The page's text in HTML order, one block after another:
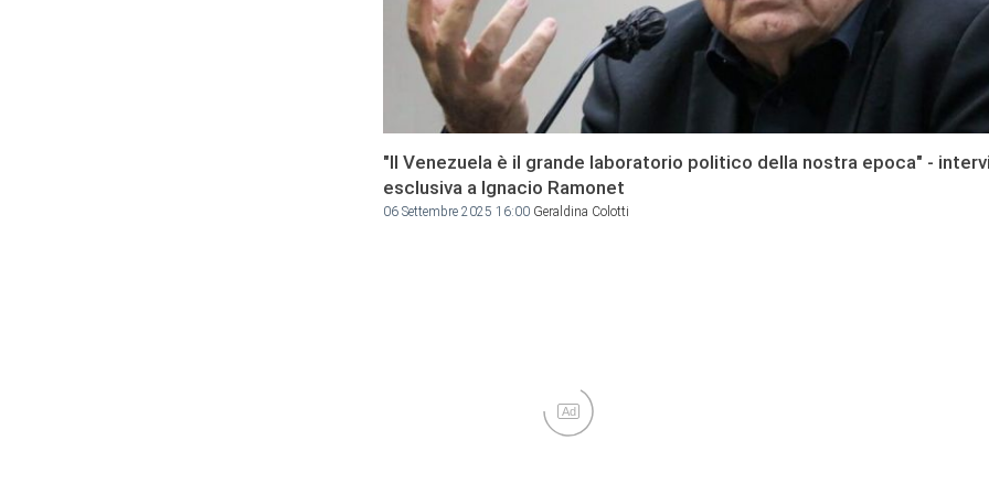
"Il Venezuela è il grande laboratorio politico della nostra epoca" -
esclusiva a Ignacio Ramonet
06 Settembre 2025 16:00 Geraldina Colotti
Ad